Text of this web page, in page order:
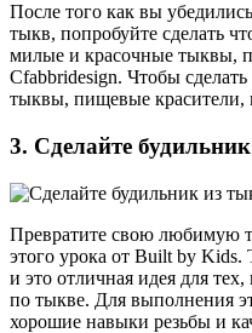
После того как вы
тыкв, попробуйте сделать
милые и красочные тыквы,
Cfabbridesign. Чтобы
тыквы, пищевые
3. Сделайте
Превратите свою любимую
этого урока от Built by
и это отличная идея для тех,
по тыкве. Для выполнения
хорошие навыки резьбы и